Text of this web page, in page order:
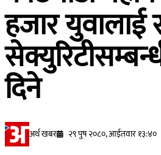
हजार युवालाई
दिने
अर्थ खबर २९ पुष २०८०, आईतवार १३:४०